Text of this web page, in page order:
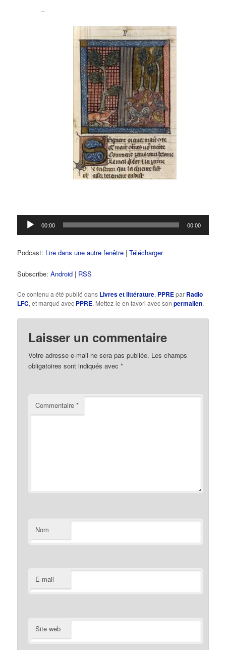
–
Lecteur
audio
00:00 00:00
Podcast: Lire dans une autre fenêtre |Télécharger
Subscribe:Android | RSS
Ce contenu a été publié dans Livres et littérature, PPREpar Radio
LFC, et marqué avec PPRE. Mettez-le en favori avec sonpermalien.
Laisser un commentaire
Votre adresse e-mail ne sera pas publiée. Les champs
obligatoires sont indiqués avec*
Commentaire*
Nom
E-mail
Site web